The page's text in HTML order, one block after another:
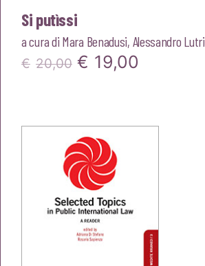
Si putìssi
a cura di Mara Benadusi, Alessandro Lutri
€ 20,00 Il
era:
€20,00.
€ 19,00